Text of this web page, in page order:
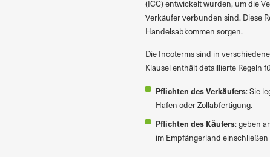
(ICC) entwickelt wurden, um die
Verkäufer verbunden sind. Diese
Handelsabkommen sorgen.
Die Incoterms sind in
Klausel enthält detaillierte Regeln
Pflichten des Verkäufers: Sie
Hafen oder Zollabfertigung.
Pflichten des Käufers: geben
im Empfängerland